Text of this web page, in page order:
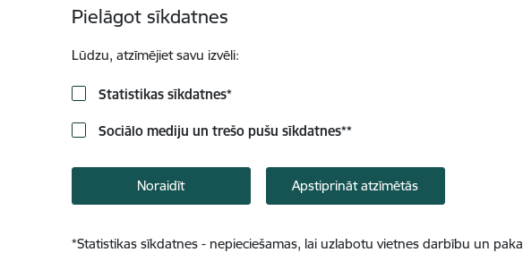
Pielāgot sīkdatnes
Lūdzu, atzīmējiet savu izvēli:
Statistikas sīkdatnes*
Sociālo mediju un trešo pušu sīkdatnes**
Noraidīt Apstiprināt atzīmētās
*Statistikas sīkdatnes - nepieciešamas, lai uzlabotu vietnes darbību un